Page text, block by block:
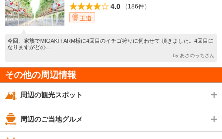
4.0
（186件）
王道
今回、家族でMIGAKI FARM様に4回目のイチゴ狩りに伺わせて 頂きました。4回目に
なりますがどの...
by あさのっちさん
その他の周辺情報
周辺の観光スポット
周辺のご当地グルメ